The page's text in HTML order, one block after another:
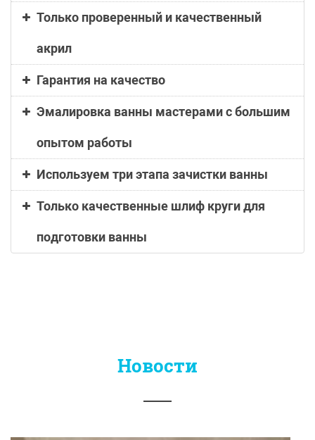
Только проверенный и качественный
акрил
Гарантия на качество
Эмалировка ванны мастерами с большим
опытом работы
Используем три этапа зачистки ванны
Только качественные шлиф круги для
подготовки ванны
Новости